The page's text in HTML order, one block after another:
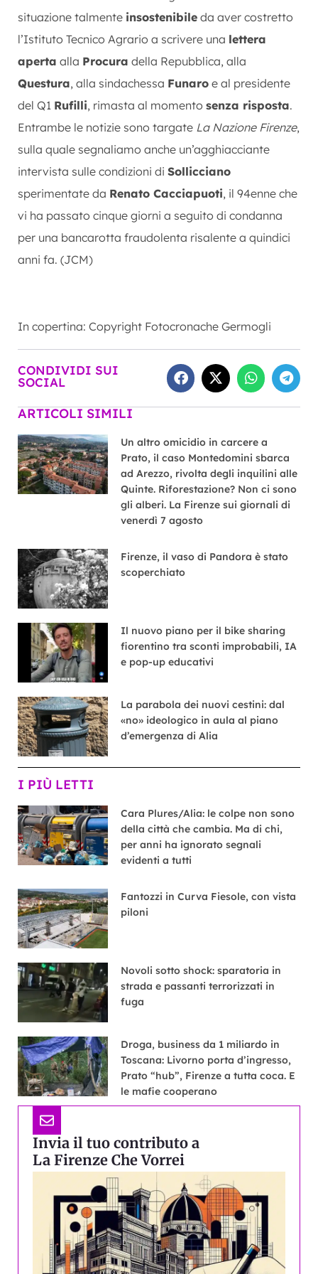
situazione talmente insostenibile da aver costretto
l’Istituto Tecnico Agrario a scrivere una lettera
aperta alla Procura della Repubblica, alla
Questura, alla sindachessa Funaro e al presidente
del Q1 Rufilli, rimasta al momento senza risposta.
Entrambe le notizie sono targate La Nazione Firenze,
sulla quale segnaliamo anche un’agghiacciante
intervista sulle condizioni di Sollicciano
sperimentate da Renato Cacciapuoti, il 94enne che
vi ha passato cinque giorni a seguito di condanna
per una bancarotta fraudolenta risalente a quindici
anni fa. (JCM)
In copertina: Copyright Fotocronache Germogli
CONDIVIDI SUI
SOCIAL
ARTICOLI SIMILI
Un altro omicidio in carcere a
Prato, il caso Montedomini sbarca
ad Arezzo, rivolta degli inquilini alle
Quinte. Riforestazione? Non ci sono
gli alberi. La Firenze sui giornali di
venerdì 7 agosto
Firenze, il vaso di Pandora è stato
scoperchiato
Il nuovo piano per il bike sharing
fiorentino tra sconti improbabili, IA
e pop-up educativi
La parabola dei nuovi cestini: dal
«no» ideologico in aula al piano
d’emergenza di Alia
I PIÙ LETTI
Cara Plures/Alia: le colpe non sono
della città che cambia. Ma di chi,
per anni ha ignorato segnali
evidenti a tutti
Fantozzi in Curva Fiesole, con vista
piloni
Novoli sotto shock: sparatoria in
strada e passanti terrorizzati in
fuga
Droga, business da 1 miliardo in
Toscana: Livorno porta d’ingresso,
Prato “hub”, Firenze a tutta coca. E
le mafie cooperano
Invia il tuo contributo a
La Firenze Che Vorrei